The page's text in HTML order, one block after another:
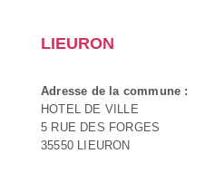
LIEURON
Adresse de la commune :
HOTEL DE VILLE
5 RUE DES FORGES
35550 LIEURON